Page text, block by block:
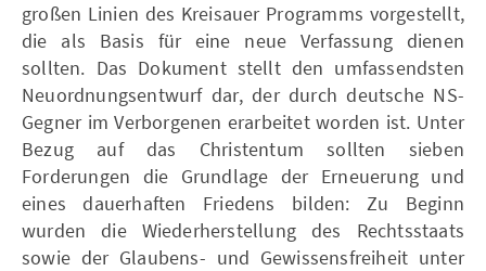
großen Linien des Kreisauer Programms vorgestellt,
die als Basis für eine neue Verfassung dienen
sollten. Das Dokument stellt den umfassendsten
Neuordnungsentwurf dar, der durch deutsche NS-
Gegner im Verborgenen erarbeitet worden ist. Unter
Bezug auf das Christentum sollten sieben
Forderungen die Grundlage der Erneuerung und
eines dauerhaften Friedens bilden: Zu Beginn
wurden die Wiederherstellung des Rechtsstaats
sowie der Glaubens- und Gewissensfreiheit unter